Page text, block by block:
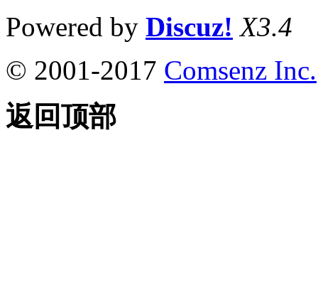
Powered by Discuz! X3.4
© 2001-2017 Comsenz Inc.
返回顶部